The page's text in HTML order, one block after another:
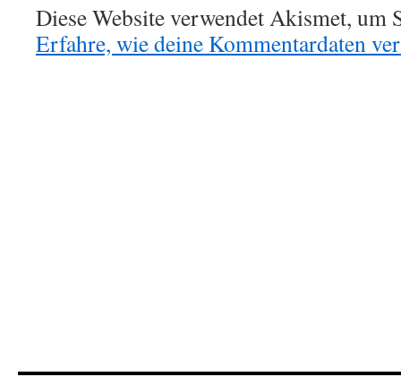
Diese Website verwendet Akismet, um
Erfahre, wie deine Kommentardaten